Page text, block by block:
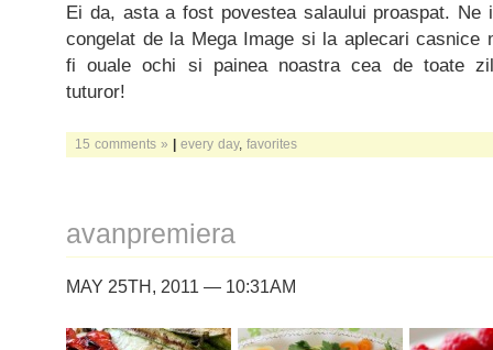
Ei da, asta a fost povestea salaului proaspat. Ne
congelat de la Mega Image si la aplecari casnice
fi ouale ochi si painea noastra cea de toate
tuturor!
15 comments » | every day, favorites
avanpremiera
MAY 25TH, 2011 — 10:31AM